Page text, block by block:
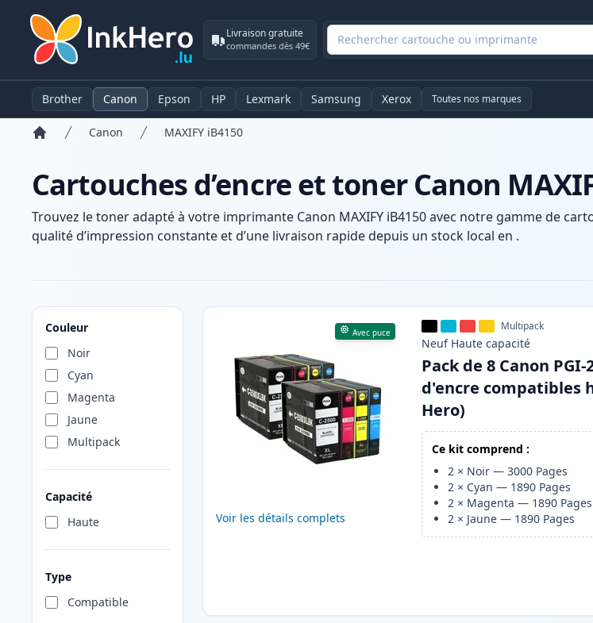
Livraison gratuite
commandes dès 49€
Brother Canon Epson HP Lexmark Samsung Xerox Toutes nos marques
Canon MAXIFY iB4150
Cartouches d’encre et toner Canon
Trouvez le toner adapté à votre imprimante Canon MAXIFY iB4150 avec notre gamme de
qualité d’impression constante et d’une livraison rapide depuis un stock local en .
Couleur
Noir
Cyan
Magenta
Jaune
Multipack
Capacité
Haute
Type
Compatible
Produits
Avec puce
Voir les détails complets
Multipack
Neuf Haute capacité
Pack de 8 Canon
d'encre compatibles
Hero)
Ce kit comprend :
2 × Noir —3000 Pages
2 × Cyan — 1890 Pages
2 × Magenta — 1890 Pages
2 × Jaune — 1890 Pages